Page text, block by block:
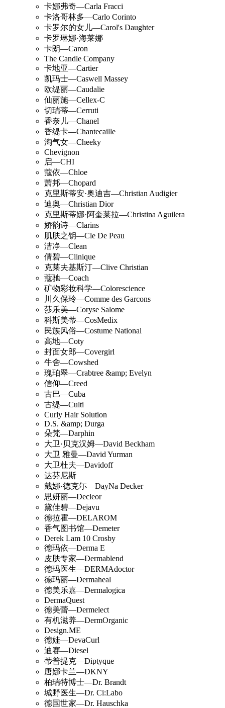
卡娜弗奇—Carla Fracci
卡洛哥林多—Carlo Corinto
卡罗尔的女儿—Carol's Daughter
卡罗琳娜·海莱娜
卡朗—Caron
The Candle Company
卡地亚—Cartier
凯玛士—Caswell Massey
欧缇丽—Caudalie
仙丽施—Cellex-C
切瑞蒂—Cerruti
香奈儿—Chanel
香缇卡—Chantecaille
淘气女—Cheeky
Chevignon
启—CHI
蔻依—Chloe
萧邦—Chopard
克里斯蒂安·奥迪吉—Christian Audigier
迪奥—Christian Dior
克里斯蒂娜·阿奎莱拉—Christina Aguilera
娇韵诗—Clarins
肌肤之钥—Cle De Peau
洁净—Clean
倩碧—Clinique
克莱夫基斯汀—Clive Christian
蔻驰—Coach
矿物彩妆科学—Colorescience
川久保玲—Comme des Garcons
莎乐美—Coryse Salome
科斯美蒂—CosMedix
民族风俗—Costume National
高地—Coty
封面女郎—Covergirl
牛舍—Cowshed
瑰珀翠—Crabtree &amp; Evelyn
信仰—Creed
古巴—Cuba
古缇—Culti
Curly Hair Solution
D.S. &amp; Durga
朵梵—Darphin
大卫·贝克汉姆—David Beckham
大卫 雅曼—David Yurman
大卫杜夫—Davidoff
达芬尼斯
戴娜·德克尓—DayNa Decker
思妍丽—Decleor
黛佳碧—Dejavu
德拉霍—DELAROM
香气图书馆—Demeter
Derek Lam 10 Crosby
德玛依—Derma E
皮肤专家—Dermablend
德玛医生—DERMAdoctor
德玛丽—Dermaheal
德美乐嘉—Dermalogica
DermaQuest
德美蕾—Dermelect
有机滋养—DermOrganic
Design.ME
德娃—DevaCurl
迪赛—Diesel
蒂普提克—Diptyque
唐娜卡兰—DKNY
柏瑞特博士—Dr. Brandt
城野医生—Dr. Ci:Labo
德国世家—Dr. Hauschka